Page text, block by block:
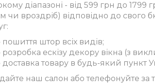
діапазоні - від 599 грн до
чи вроздріб) відповідно до
пошиття штор всіх видів;
розробка ескізу декору вікна (з
доставка товару в будь-який пункт
наш салон або телефонуйте